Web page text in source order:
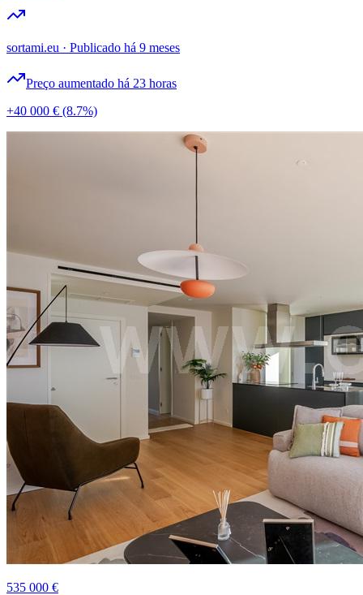
sortami.eu · Publicado há 9 meses
Preço aumentado há 23 horas
+40 000 € (8.7%)
535 000 €